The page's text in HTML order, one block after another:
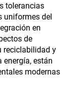
tolerancias
uniformes del
en
de
reciclabilidad y
energía, están
modernas